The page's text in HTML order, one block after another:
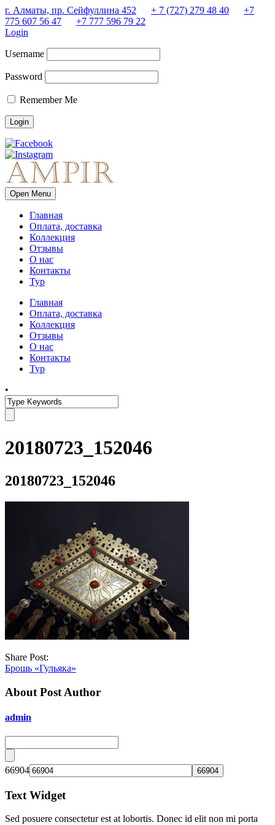
г. Алматы, пр. Сейфуллина 452 + 7 (727) 279 48 40
+7
775 607 56 47
+7 777 596 79 22
Login
Username
Password
Remember Me
Open Menu
Главная
Оплата, доставка
Коллекция
Отзывы
О нас
Контакты
Тур
Главная
Оплата, доставка
Коллекция
Отзывы
О нас
Контакты
Тур
•
20180723_152046
20180723_152046
Share Post:
Брошь «Гульяка»
About Post Author
admin
66904
Text Widget
Sed posuere consectetur est at lobortis. Donec id elit non mi porta